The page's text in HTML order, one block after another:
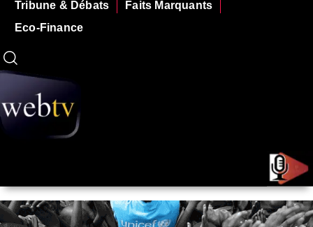
Tribune & Débats
Faits Marquants
Eco-Finance